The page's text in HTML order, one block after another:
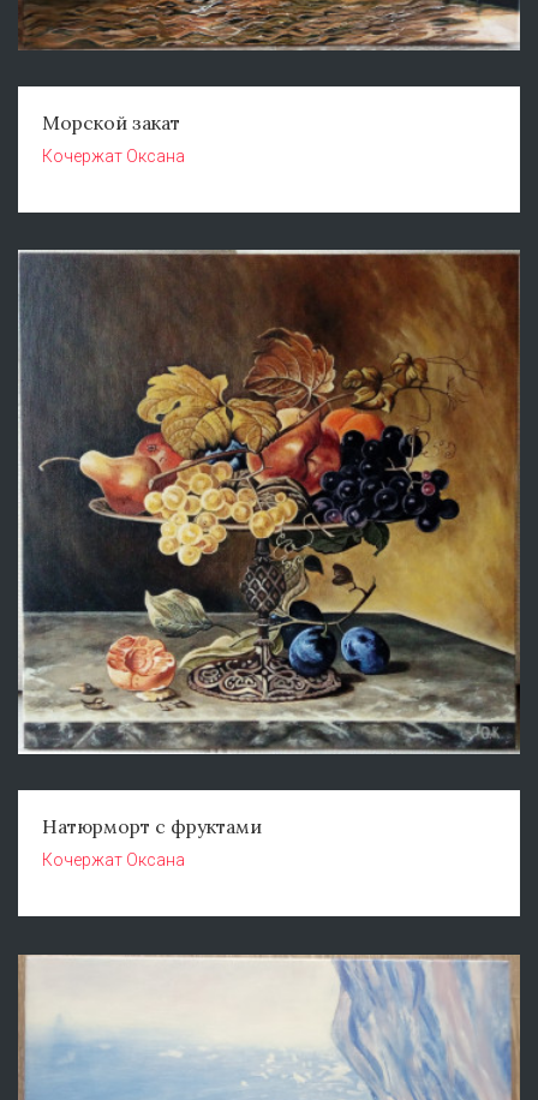
Морской закат
Кочержат Оксана
Натюрморт с фруктами
Кочержат Оксана